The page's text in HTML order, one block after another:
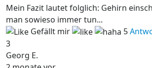
Mein Fazit lautet folglich: Gehirn
man sowieso immer tun...
Gefällt mir
5
3
Georg E.